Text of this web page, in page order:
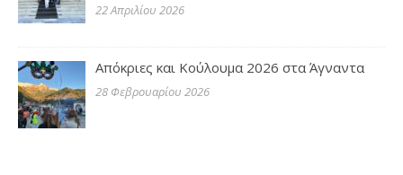
22 Απριλίου 2026
Απόκριες και Κούλουμα 2026 στα Άγναντα
28 Φεβρουαρίου 2026